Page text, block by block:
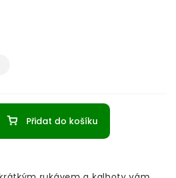
Přidat do košíku